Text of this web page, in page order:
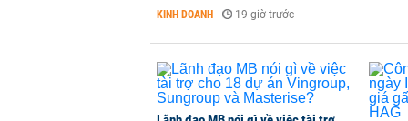
KINH DOANH - 1 phút trước
KINH DOANH - 19 giờ trước